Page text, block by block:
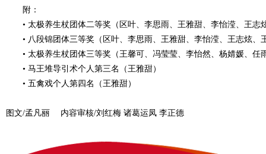
附：
• 太极养生杖团体二等奖 （ 区叶、李思雨、王雅甜、李怡滢、王志
• 八段锦团体三等奖 （ 区叶、李思雨、王雅甜、李怡滢、王志炫、
• 太极养生杖团体三等奖 （ 王馨可、冯莹莹、李怡然、杨婧媛、任
• 马王堆导引术个人 第三名 （ 王雅甜）
• 五禽戏个人 第四名 （ 王雅甜）
图文/孟凡丽 内容审核/刘红梅 诸葛运凤 李正德